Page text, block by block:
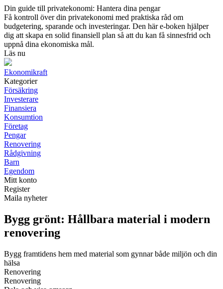
Din guide till privatekonomi: Hantera dina pengar
Få kontroll över din privatekonomi med praktiska råd om
budgetering, sparande och investeringar. Den här e-boken hjälper
dig att skapa en solid finansiell plan så att du kan få sinnesfrid och
uppnå dina ekonomiska mål.
Läs nu
Ekonomikraft
Kategorier
Försäkring
Investerare
Finansiera
Konsumtion
Företag
Pengar
Renovering
Rådgivning
Barn
Egendom
Mitt konto
Register
Maila nyheter
Bygg grönt: Hållbara material i modern
renovering
Bygg framtidens hem med material som gynnar både miljön och din
hälsa
Renovering
Renovering